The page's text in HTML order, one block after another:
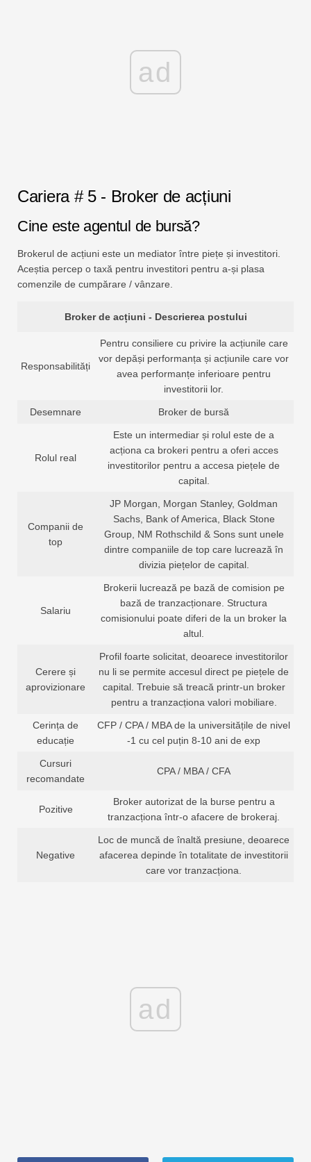
ad
Cariera # 5 - Broker de acțiuni
Cine este agentul de bursă?
Brokerul de acțiuni este un mediator între piețe și investitori.
Aceștia percep o taxă pentru investitori pentru a-și plasa
comenzile de cumpărare / vânzare.
Broker de acțiuni - Descrierea postului
Responsabilități
Pentru consiliere cu privire la acțiunile care
vor depăși performanța și acțiunile care vor
avea performanțe inferioare pentru
investitorii lor.
Desemnare Broker de bursă
Rolul real
Este un intermediar și rolul este de a
acționa ca brokeri pentru a oferi acces
investitorilor pentru a accesa piețele de
capital.
Companii de
top
JP Morgan, Morgan Stanley, Goldman
Sachs, Bank of America, Black Stone
Group, NM Rothschild & Sons sunt unele
dintre companiile de top care lucrează în
divizia piețelor de capital.
Salariu
Brokerii lucrează pe bază de comision pe
bază de tranzacționare. Structura
comisionului poate diferi de la un broker la
altul.
Cerere și
aprovizionare
Profil foarte solicitat, deoarece investitorilor
nu li se permite accesul direct pe piețele de
capital. Trebuie să treacă printr-un broker
pentru a tranzacționa valori mobiliare.
Cerința de
educație
CFP / CPA / MBA de la universitățile de nivel
-1 cu cel puțin 8-10 ani de exp
Cursuri
recomandate
CPA / MBA / CFA
Pozitive
Broker autorizat de la burse pentru a
tranzacționa într-o afacere de brokeraj.
Negative
Loc de muncă de înaltă presiune, deoarece
afacerea depinde în totalitate de investitorii
care vor tranzacționa.
ad